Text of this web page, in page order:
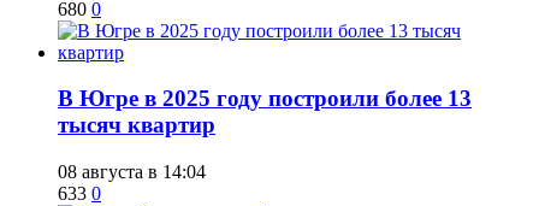
680 0
​В Югре в 2025 году построили более 13
тысяч квартир
08 августа в 14:04
633 0